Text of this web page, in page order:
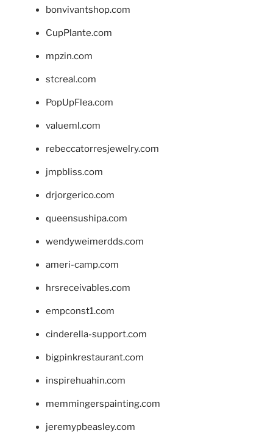
bonvivantshop.com
CupPlante.com
mpzin.com
stcreal.com
PopUpFlea.com
valueml.com
rebeccatorresjewelry.com
jmpbliss.com
drjorgerico.com
queensushipa.com
wendyweimerdds.com
ameri-camp.com
hrsreceivables.com
empconst1.com
cinderella-support.com
bigpinkrestaurant.com
inspirehuahin.com
memmingerspainting.com
jeremypbeasley.com